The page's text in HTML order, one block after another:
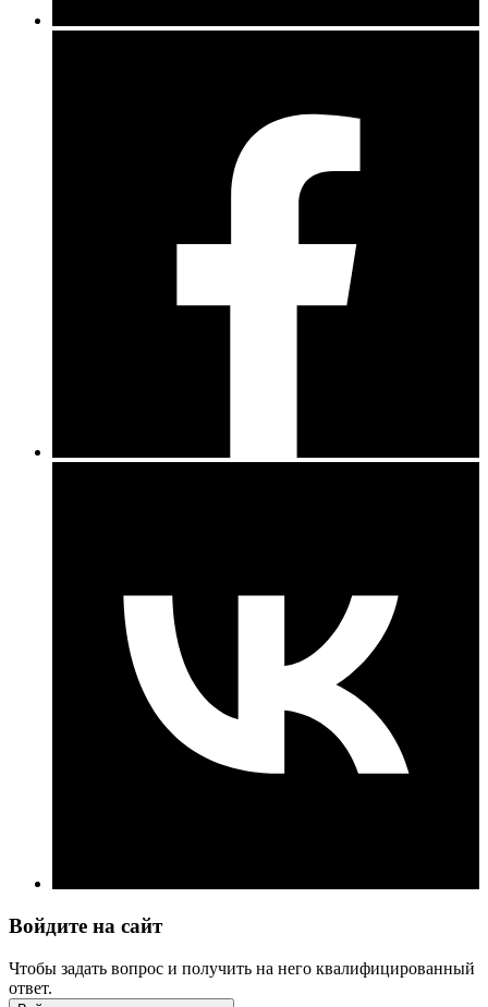
Войдите на сайт
Чтобы задать вопрос и получить на него квалифицированный
ответ.